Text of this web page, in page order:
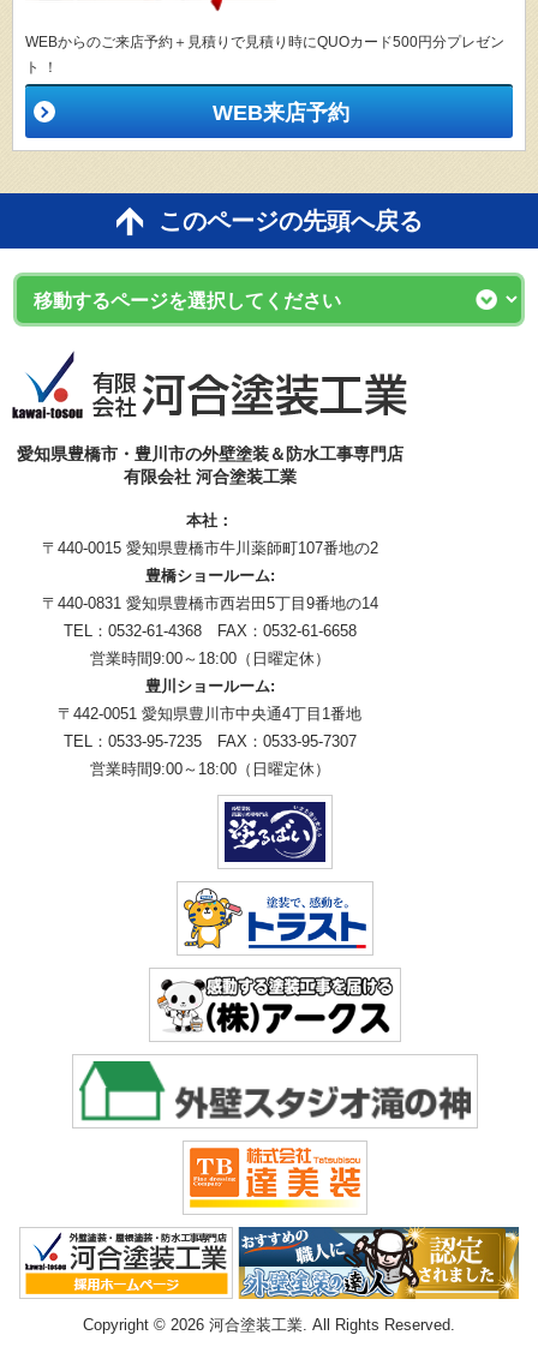
WEBからのご来店予約＋見積りで見積り時にQUOカード500円分プレゼン
ト ！
WEB来店予約
このページの先頭へ戻る
愛知県豊橋市・豊川市の外壁塗装＆防水工事専門店
有限会社 河合塗装工業
本社：
〒440-0015 愛知県豊橋市牛川薬師町107番地の2
豊橋ショールーム:
〒440-0831 愛知県豊橋市西岩田5丁目9番地の14
TEL：0532-61-4368 FAX：0532-61-6658
営業時間9:00～18:00（日曜定休）
豊川ショールーム:
〒442-0051 愛知県豊川市中央通4丁目1番地
TEL：0533-95-7235 FAX：0533-95-7307
営業時間9:00～18:00（日曜定休）
Copyright © 2026 河合塗装工業. All Rights Reserved.